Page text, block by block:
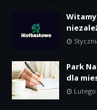
Park
dla
Lutego